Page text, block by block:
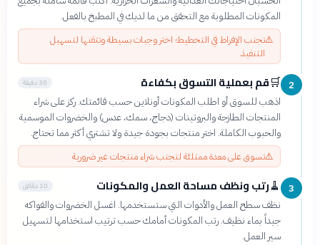
المكونات المطلوبة مع التحقق من ما لديك في المطبخ بالفعل.
⚠️تجنب الإفراط في التخطيط؛ اختر وجبات بسيطة وتتقنها لتسهيل
التنفيذ
2
🛒قم بعملية التسوق بكفاءة 30 دقيقة
اذهب للسوق أو اطلب المكونات أونلاين حسب قائمتك. ركز على شراء
المنتجات الطازجة والبروتينات (دجاج، سمك، عدس) والخضروات الموسمية
والحبوب الكاملة. اختر منتجات بجودة جيدة ولا تشتري أكثر مما تحتاج.
⚠️تسوق على معدة ممتلئة لتجنب شراء منتجات غير ضرورية
3
🧹رتب ونظف مساحة العمل والمكونات 10 دقائق
نظف سطح العمل والأدوات التي ستستخدمها. اغسل الخضروات والفواكه
جيداً بماء نظيف. رتب المكونات أمامك حسب ترتيب استخدامها لتسهيل
سير العمل.